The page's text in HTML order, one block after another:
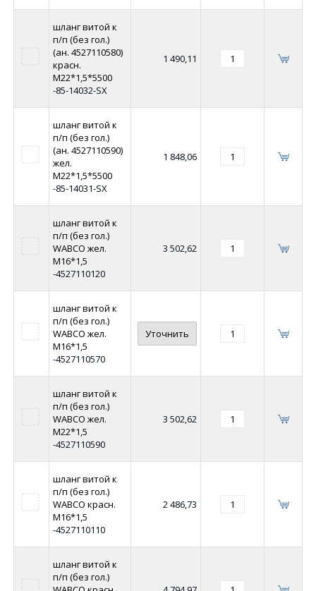
шланг витой к
п/п (без гол.)
(ан. 4527110580)
красн.
М22*1,5*5500
-85-14032-SX
1 490,11
шланг витой к
п/п (без гол.)
(ан. 4527110590)
жел.
М22*1,5*5500
-85-14031-SX
1 848,06
шланг витой к
п/п (без гол.)
WABCO жел.
М16*1,5
-4527110120
3 502,62
шланг витой к
п/п (без гол.)
WABCO жел.
М16*1,5
-4527110570
Уточнить
шланг витой к
п/п (без гол.)
WABCO жел.
М22*1,5
-4527110590
3 502,62
шланг витой к
п/п (без гол.)
WABCO красн.
М16*1,5
-4527110110
2 486,73
шланг витой к
п/п (без гол.)